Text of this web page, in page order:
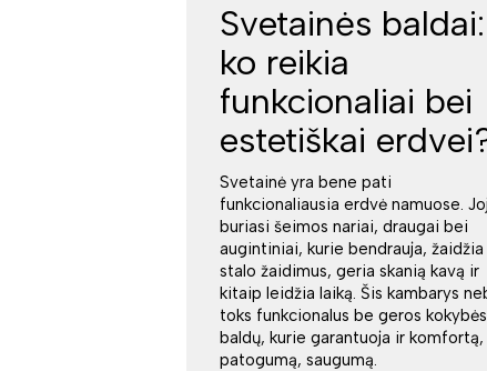
Svetainės baldai:
ko reikia
funkcionaliai bei
estetiškai
Svetainė yra bene pati
funkcionaliausia erdvė namuose.
buriasi šeimos nariai, draugai bei
augintiniai, kurie bendrauja, žaidžia
stalo žaidimus, geria skanią kavą ir
kitaip leidžia laiką. Šis kambarys
toks funkcionalus be geros kokybės
baldų, kurie garantuoja ir
patogumą, saugumą.